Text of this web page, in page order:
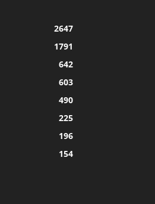
2647
1791
642
603
490
225
196
154